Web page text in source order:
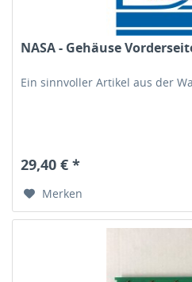
NASA - Gehäuse
Ein sinnvoller Artikel aus der
29,40 € *
Merken